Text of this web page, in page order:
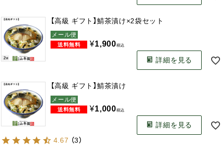
【高級 ギフト】鯖茶漬け×2袋セット
メール便
¥1,900税込
詳細を見る
【高級 ギフト】鯖茶漬け
メール便
¥1,000税込
詳細を見る
4.67 （3）